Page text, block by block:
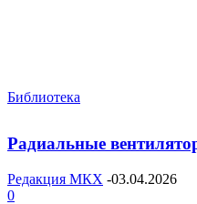
Библиотека
Радиальные
Редакция МКХ -03.04.2026
0